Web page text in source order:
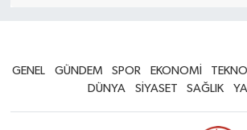
GENEL GÜNDEM SPOR EKONOMİ
DÜNYA
SİYASET SAĞLIK